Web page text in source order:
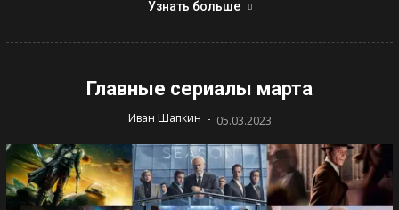
Узнать больше
Главные сериалы марта
Иван Шапкин - 05.03.2023